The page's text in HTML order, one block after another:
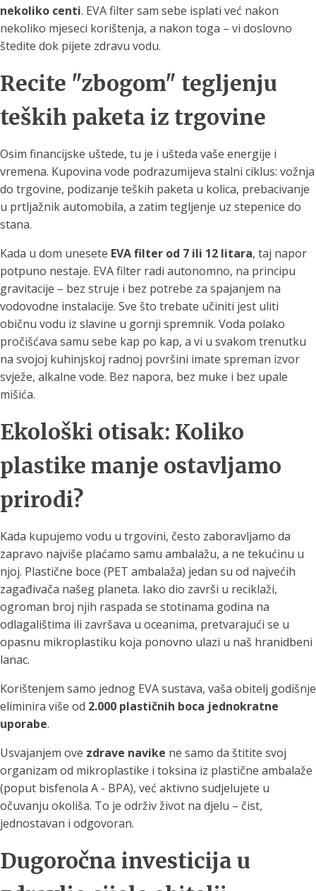
nekoliko centi. EVA filter sam sebe isplati već nakon
nekoliko mjeseci korištenja, a nakon toga – vi doslovno
štedite dok pijete zdravu vodu.
Recite "zbogom" tegljenju
teških paketa iz trgovine
Osim financijske uštede, tu je i ušteda vaše energije i
vremena. Kupovina vode podrazumijeva stalni ciklus: vožnja
do trgovine, podizanje teških paketa u kolica, prebacivanje
u prtljažnik automobila, a zatim tegljenje uz stepenice do
stana.
Kada u dom unesete EVA filter od 7 ili 12 litara, taj napor
potpuno nestaje. EVA filter radi autonomno, na principu
gravitacije – bez struje i bez potrebe za spajanjem na
vodovodne instalacije. Sve što trebate učiniti jest uliti
običnu vodu iz slavine u gornji spremnik. Voda polako
pročišćava samu sebe kap po kap, a vi u svakom trenutku
na svojoj kuhinjskoj radnoj površini imate spreman izvor
svježe, alkalne vode. Bez napora, bez muke i bez upale
mišića.
Ekološki otisak: Koliko
plastike manje ostavljamo
prirodi?
Kada kupujemo vodu u trgovini, često zaboravljamo da
zapravo najviše plaćamo samu ambalažu, a ne tekućinu u
njoj. Plastične boce (PET ambalaža) jedan su od najvećih
zagađivača našeg planeta. Iako dio završi u reciklaži,
ogroman broj njih raspada se stotinama godina na
odlagalištima ili završava u oceanima, pretvarajući se u
opasnu mikroplastiku koja ponovno ulazi u naš hranidbeni
lanac.
Korištenjem samo jednog EVA sustava, vaša obitelj godišnje
eliminira više od 2.000 plastičnih boca jednokratne
uporabe.
Usvajanjem ove zdrave navike ne samo da štitite svoj
organizam od mikroplastike i toksina iz plastične ambalaže
(poput bisfenola A - BPA), već aktivno sudjelujete u
očuvanju okoliša. To je održiv život na djelu – čist,
jednostavan i odgovoran.
Dugoročna investicija u